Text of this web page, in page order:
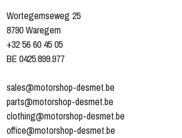
Wortegemseweg 25
8790 Waregem
+32 56 60 45 05
BE 0425.899.977
sales@motorshop-desmet.be
parts@motorshop-desmet.be
clothing@motorshop-desmet.be
office@motorshop-desmet.be